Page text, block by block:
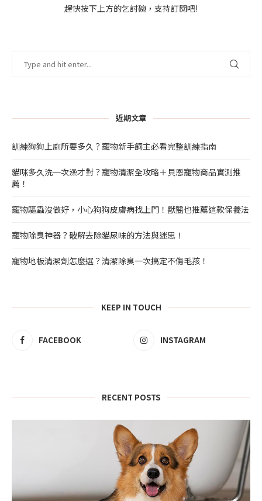
趕快按下上方的乞討碗，支持訂閱吧!
近期文章
訓練狗狗上廁所要多久？寵物新手飼主必看完整訓練指南
貓咪多久洗一次澡才對？寵物清潔全攻略＋貝恩寵物商品實測推
薦！
寵物驅蟲沒做好，小心狗狗皮膚病找上門！獸醫也推薦這款保養法
寵物除臭神器？破解去除貓尿味的方法與迷思！
寵物地板清潔劑怎麼選？清潔除臭一次搞定不傷毛孩！
KEEP IN TOUCH
FACEBOOK INSTAGRAM
RECENT POSTS